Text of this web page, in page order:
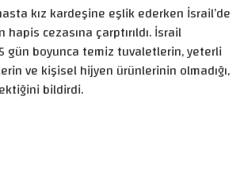
kız kardeşine eşlik ederken İsrail’de
cezasına çarptırıldı. İsrail
gün boyunca temiz tuvaletlerin, yeterli
ve kişisel hijyen ürünlerinin olmadığı,
bildirdi.